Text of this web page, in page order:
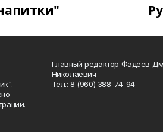
Главный редактор Фадеев
Николаевич
Тел.: 8 (960) 388-74-94